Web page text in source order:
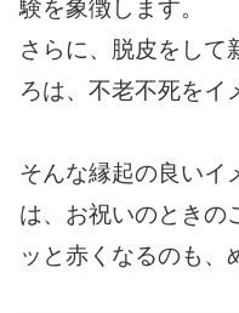
験を象徴します。
さらに、脱皮をして
ろは、不老不死をイ
そんな縁起の良いイ
は、お祝いのときの
ッと赤くなるのも、